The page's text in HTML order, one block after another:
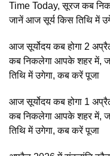
Time Today, सूरज कब
जानें आज सूर्य किस तिथि में
आज सूर्योदय कब होगा 2
कब निकलेगा आपके शहर में,
तिथि में उगेगा, कब करें पूजा
आज सूर्योदय कब होगा 1
कब निकलेगा आपके शहर में,
तिथि में उगेगा, कब करें पूजा